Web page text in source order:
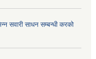
सवारी साधन सम्बन्धी करको